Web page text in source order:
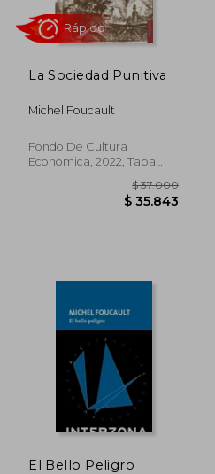
$ 29.616
La Sociedad Punitiva
Michel Foucault
Fondo De Cultura
Economica, 2022, Tapa
El Bello Peligro